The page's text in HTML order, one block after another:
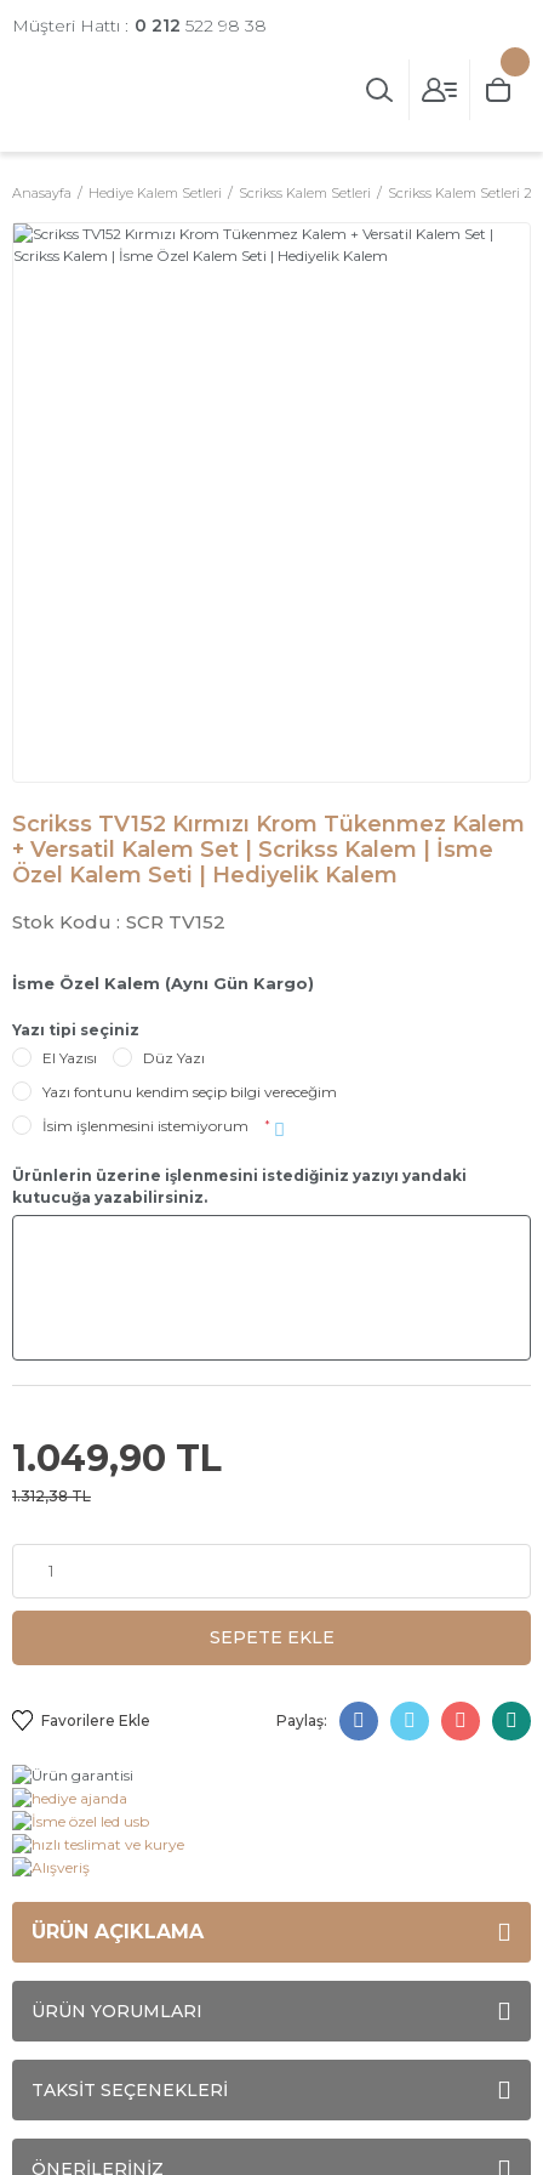
Müşteri Hattı : 0 212 522 98 38
Anasayfa Hediye Kalem Setleri Scrikss Kalem Setleri Scrikss Kalem Setleri 2'li
Scrikss TV152 Kırmızı Krom Tükenmez Kalem
+ Versatil Kalem Set | Scrikss Kalem | İsme
Özel Kalem Seti | Hediyelik Kalem
Stok Kodu : SCR TV152
İsme Özel Kalem (Aynı Gün Kargo)
Yazı tipi seçiniz
El Yazısı
Düz Yazı
Yazı fontunu kendim seçip bilgi vereceğim
İsim işlenmesini istemiyorum
*
Ürünlerin üzerine işlenmesini istediğiniz yazıyı yandaki
kutucuğa yazabilirsiniz.
1.049,90 TL
1.312,38 TL
SEPETE EKLE
Paylaş:
ÜRÜN AÇIKLAMA
ÜRÜN YORUMLARI
TAKSİT SEÇENEKLERİ
ÖNERİLERİNİZ